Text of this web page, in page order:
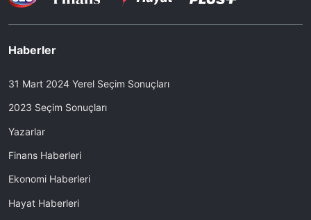
Haberler
31 Mart 2024 Yerel Seçim Sonuçları
2023 Seçim Sonuçları
Yazarlar
Finans Haberleri
Ekonomi Haberleri
Hayat Haberleri